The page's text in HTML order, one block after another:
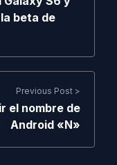
beta de
Previous Post >
el nombre de
Android «N»